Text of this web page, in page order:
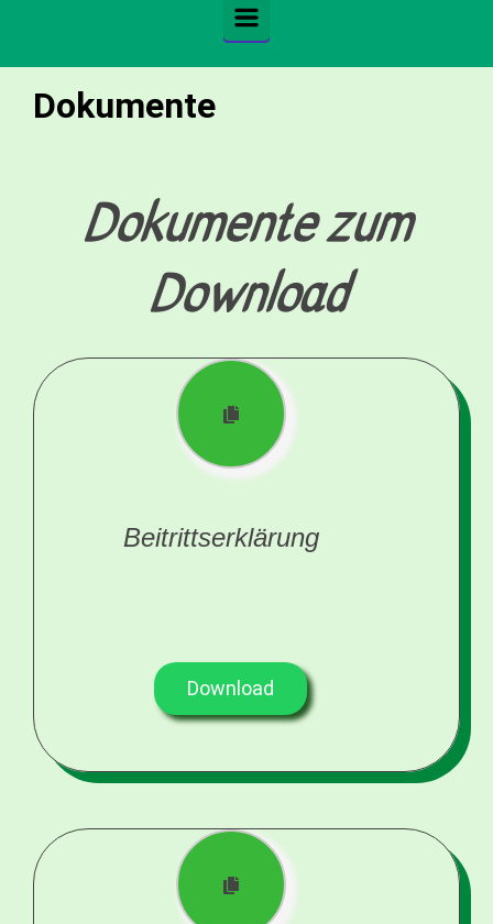
Dokumente
Dokumente zum
Download
Beitrittserklärung
Download